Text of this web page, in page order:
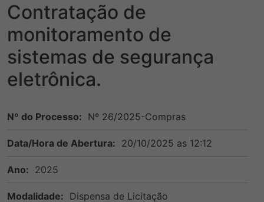
Contratação de
monitoramento de
sistemas de segurança
eletrônica.
Nº do Processo: Nº 26/2025-Compras
Data/Hora de Abertura: 20/10/2025 as 12:12
Ano: 2025
Modalidade: Dispensa de Licitação